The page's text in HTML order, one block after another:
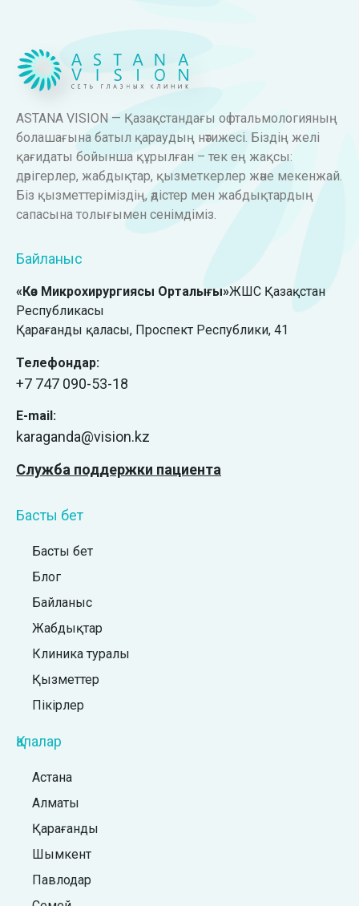
ASTANA VISION — Қазақстандағы офтальмологияның
болашағына батыл қараудың нәтижесі. Біздің желі
қағидаты бойынша құрылған – тек ең жақсы:
дәрігерлер, жабдықтар, қызметкерлер және мекенжай.
Біз қызметтеріміздің, әдістер мен жабдықтардың
сапасына толығымен сенімдіміз.
Байланыс
«Көз Микрохирургиясы Орталығы»ЖШС Қазақстан
Республикасы
Қарағанды қаласы, ​Проспект Республики, 41
Телефондар:
+7 747 090-53-18
E-mail:
karaganda@vision.kz
Служба поддержки пациента
Басты бет
Басты бет
Блог
Байланыс
Жабдықтар
Клиника туралы
Қызметтер
Пікірлер
Қалалар
Астана
Алматы
Қарағанды
Шымкент
Павлодар